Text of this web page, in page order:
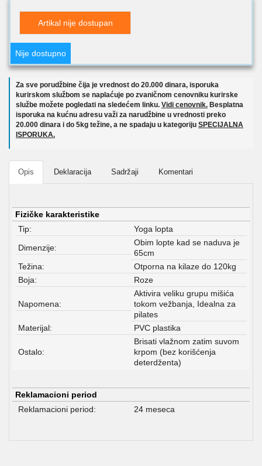
Artikal nije dostupan
Nije dostupno
Za sve porudžbine čija je vrednost do 20.000 dinara, isporuka
kurirskom službom se naplaćuje po zvaničnom cenovniku kurirske
službe možete pogledati na sledećem linku. Vidi cenovnik. Besplatna
isporuka na kućnu adresu važi za narudžbine u vrednosti preko
20.000 dinara i do 5kg težine, a ne spadaju u kategoriju SPECIJALNA
ISPORUKA.
Opis Deklaracija Sadržaji Komentari
Fizičke karakteristike
Tip:
Yoga lopta
Dimenzije:
Obim lopte kad se naduva je
65cm
Težina:
Otporna na kilaze do 120kg
Boja:
Roze
Napomena:
Aktivira veliku grupu mišića
tokom vežbanja, Idealna za
pilates
Materijal:
PVC plastika
Ostalo:
Brisati vlažnom zatim suvom
krpom (bez korišćenja
deterdženta)
Reklamacioni period
Reklamacioni period:
24 meseca